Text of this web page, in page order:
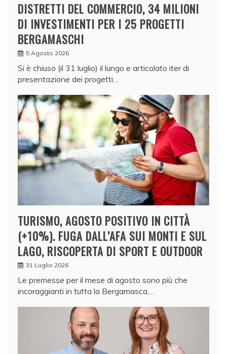
DISTRETTI DEL COMMERCIO, 34 MILIONI
DI INVESTIMENTI PER I 25 PROGETTI
BERGAMASCHI
5 Agosto 2026
Si è chiuso (il 31 luglio) il lungo e articolato iter di
presentazione dei progetti…
TURISMO, AGOSTO POSITIVO IN CITTÀ
(+10%). FUGA DALL’AFA SUI MONTI E SUL
LAGO, RISCOPERTA DI SPORT E OUTDOOR
31 Luglio 2026
Le premesse per il mese di agosto sono più che
incoraggianti in tutta la Bergamasca,…